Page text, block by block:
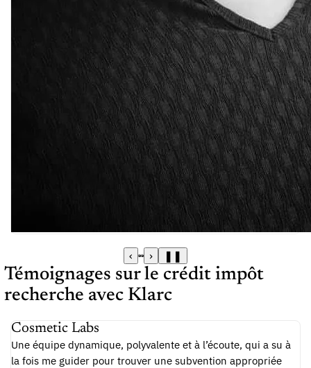
‹ › ❚❚
Témoignages sur le crédit impôt
recherche avec Klarc
Cosmetic Labs
Une équipe dynamique, polyvalente et à l’écoute, qui a su à
la fois me guider pour trouver une subvention appropriée